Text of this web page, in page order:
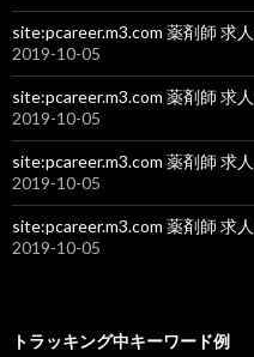
site:pcareer.m3.com 薬剤師 求
2019-10-05
site:pcareer.m3.com 薬剤師 求
2019-10-05
site:pcareer.m3.com 薬剤師 求
2019-10-05
site:pcareer.m3.com 薬剤師 求
2019-10-05
トラッキング中キーワード例